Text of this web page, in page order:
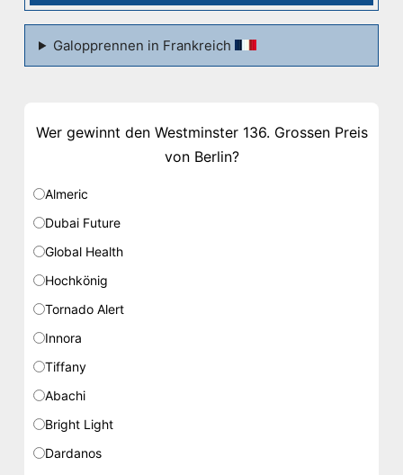
Galopprennen in Frankreich
Wer gewinnt den Westminster 136. Grossen Preis
von Berlin?
Almeric
Dubai Future
Global Health
Hochkönig
Tornado Alert
Innora
Tiffany
Abachi
Bright Light
Dardanos